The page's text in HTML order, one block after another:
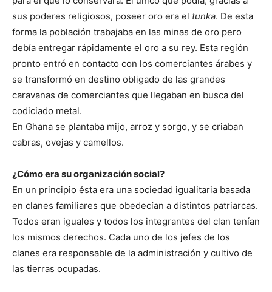
sus poderes religiosos, poseer oro era el tunka. De esta
forma la población trabajaba en las minas de oro pero
debía entregar rápidamente el oro a su rey. Esta región
pronto entró en contacto con los comerciantes árabes y
se transformó en destino obligado de las grandes
caravanas de comerciantes que llegaban en busca del
codiciado metal.
En Ghana se plantaba mijo, arroz y sorgo, y se criaban
cabras, ovejas y camellos.
¿Cómo era su organización social?
En un principio ésta era una sociedad igualitaria basada
en clanes familiares que obedecían a distintos patriarcas.
Todos eran iguales y todos los integrantes del clan tenían
los mismos derechos. Cada uno de los jefes de los
clanes era responsable de la administración y cultivo de
las tierras ocupadas.